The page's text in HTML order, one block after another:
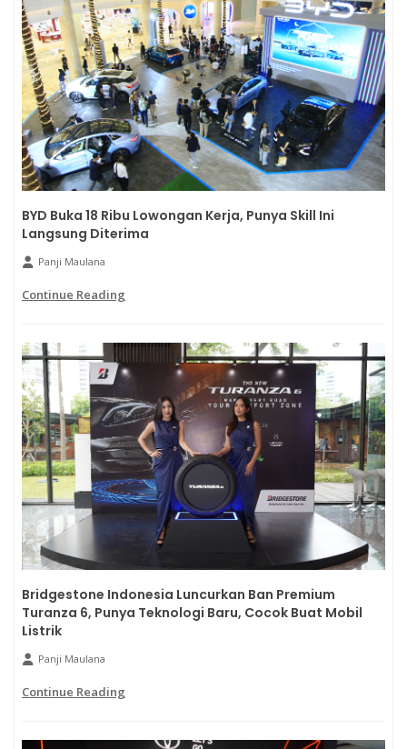
BYD Buka 18 Ribu Lowongan Kerja, Punya Skill Ini
Langsung Diterima
Panji Maulana
Continue Reading
Bridgestone Indonesia Luncurkan Ban Premium
Turanza 6, Punya Teknologi Baru, Cocok Buat Mobil
Listrik
Panji Maulana
Continue Reading